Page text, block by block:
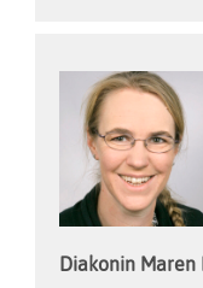
Diakonin Maren